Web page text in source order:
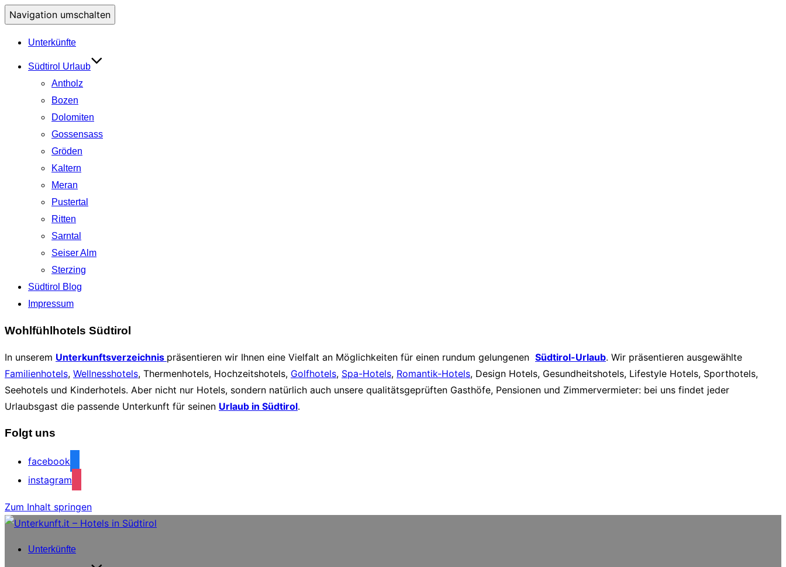
Navigation umschalten
Unterkünfte
Südtirol Urlaub
Antholz
Bozen
Dolomiten
Gossensass
Gröden
Kaltern
Meran
Pustertal
Ritten
Sarntal
Seiser Alm
Sterzing
Südtirol Blog
Impressum
Wohlfühlhotels Südtirol
In unserem Unterkunftsverzeichnis präsentieren wir Ihnen eine Vielfalt an Möglichkeiten für einen rundum gelungenen Südtirol-Urlaub. Wir präsentieren ausgewählte
Familienhotels, Wellnesshotels, Thermenhotels, Hochzeitshotels, Golfhotels, Spa-Hotels, Romantik-Hotels, Design Hotels, Gesundheitshotels, Lifestyle Hotels, Sporthotels,
Seehotels und Kinderhotels. Aber nicht nur Hotels, sondern natürlich auch unsere qualitätsgeprüften Gasthöfe, Pensionen und Zimmervermieter: bei uns findet jeder
Urlaubsgast die passende Unterkunft für seinen Urlaub in Südtirol.
Folgt uns
facebook
instagram
Zum Inhalt springen
Unterkünfte